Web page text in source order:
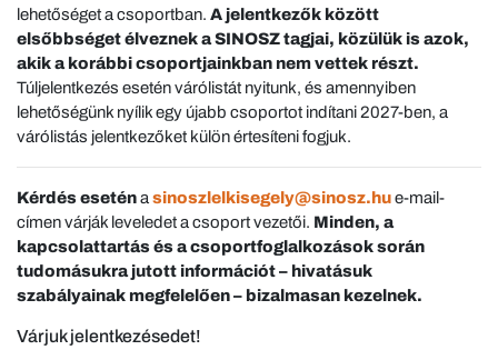
lehetőséget a csoportban. A jelentkezők között
elsőbbséget élveznek a SINOSZ tagjai, közülük is azok,
akik a korábbi csoportjainkban nem vettek részt.
Túljelentkezés esetén várólistát nyitunk, és amennyiben
lehetőségünk nyílik egy újabb csoportot indítani 2027-ben, a
várólistás jelentkezőket külön értesíteni fogjuk.
Kérdés eseténa sinoszlelkisegely@sinosz.hue-mail-
címen várják leveledet a csoport vezetői. Minden, a
kapcsolattartás és a csoportfoglalkozások során
tudomásukra jutott információt – hivatásuk
szabályainak megfelelően – bizalmasan kezelnek.
Várjuk jelentkezésedet!